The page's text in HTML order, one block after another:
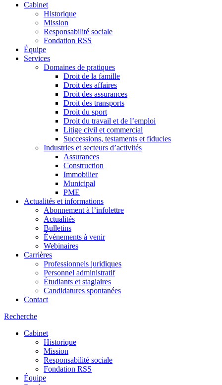
Cabinet
Historique
Mission
Responsabilité sociale
Fondation RSS
Équipe
Services
Domaines de pratiques
Droit de la famille
Droit des affaires
Droit des assurances
Droit des transports
Droit du sport
Droit du travail et de l’emploi
Litige civil et commercial
Successions, testaments et fiducies
Industries et secteurs d’activités
Assurances
Construction
Immobilier
Municipal
PME
Actualités et informations
Abonnement à l’infolettre
Actualités
Bulletins
Événements à venir
Webinaires
Carrières
Professionnels juridiques
Personnel administratif
Étudiants et stagiaires
Candidatures spontanées
Contact
Recherche
Cabinet
Historique
Mission
Responsabilité sociale
Fondation RSS
Équipe